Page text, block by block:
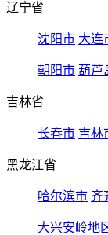
辽宁省
沈阳市 大连
朝阳市 葫芦
吉林省
长春市 吉林
黑龙江省
哈尔滨市 齐
大兴安岭地